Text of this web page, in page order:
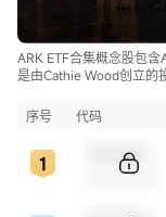
ARK ETF合集概念股包
是由Cathie Wood创立的
序号 代码